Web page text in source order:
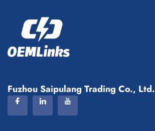
Fuzhou Saipulang Trading Co., Ltd.